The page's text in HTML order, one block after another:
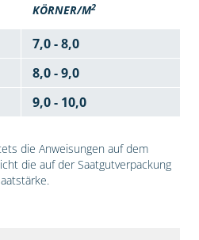
KÖRNER/M2
7,0 - 8,0
8,0 - 9,0
9,0 - 10,0
die Anweisungen auf dem
die auf der Saatgutverpackung